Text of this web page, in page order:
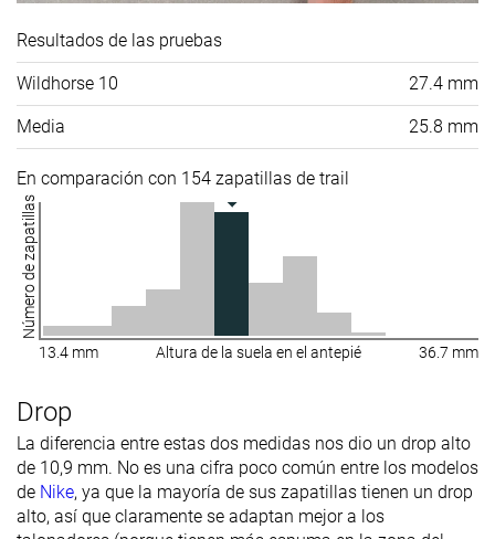
Resultados de las pruebas
Wildhorse 10 27.4 mm
Media 25.8 mm
En comparación con 154 zapatillas de trail
Número de zapatillas
13.4 mm Altura de la suela en el antepié 36.7 mm
Drop
La diferencia entre estas dos medidas nos dio un drop alto
de 10,9 mm. No es una cifra poco común entre los modelos
de Nike, ya que la mayoría de sus zapatillas tienen un drop
alto, así que claramente se adaptan mejor a los